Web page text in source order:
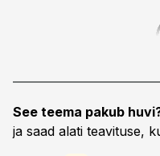
See teema pakub
ja saad alati teavituse,